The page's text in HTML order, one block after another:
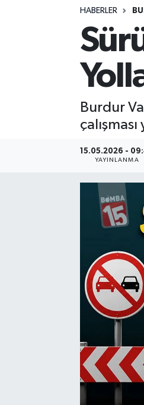
HABERLER
Burdur
15.05.2026 -
YAYINLANMA